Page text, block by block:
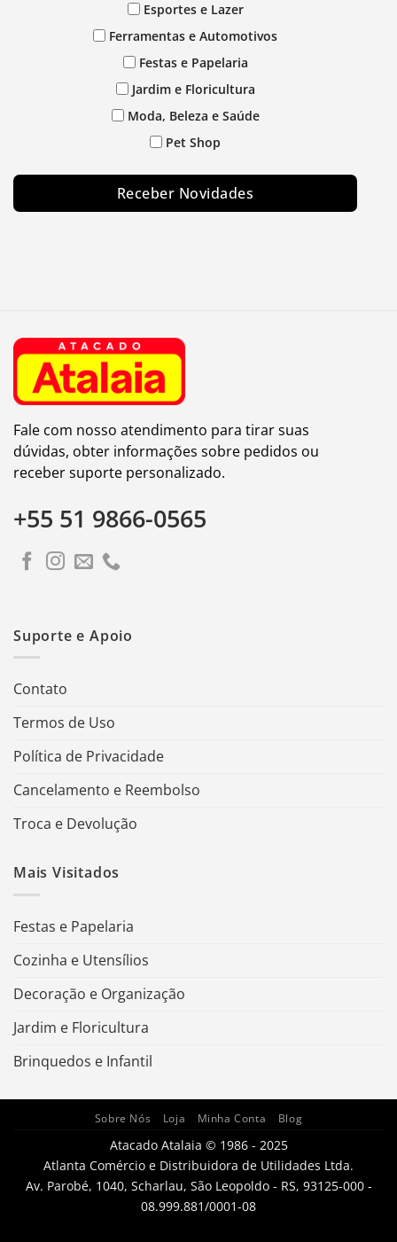
Esportes e Lazer
Ferramentas e Automotivos
Festas e Papelaria
Jardim e Floricultura
Moda, Beleza e Saúde
Pet Shop
Receber Novidades
Fale com nosso atendimento para tirar suas
dúvidas, obter informações sobre pedidos ou
receber suporte personalizado.
+55 51 9866-0565
Suporte e Apoio
Contato
Termos de Uso
Política de Privacidade
Cancelamento e Reembolso
Troca e Devolução
Mais Visitados
Festas e Papelaria
Cozinha e Utensílios
Decoração e Organização
Jardim e Floricultura
Brinquedos e Infantil
Sobre Nós Loja Minha Conta Blog
Atacado Atalaia © 1986 - 2025
Atlanta Comércio e Distribuidora de Utilidades Ltda.
Av. Parobé, 1040, Scharlau, São Leopoldo - RS, 93125-000 -
08.999.881/0001-08